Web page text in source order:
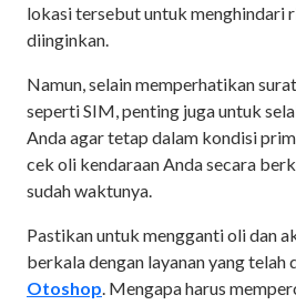
lokasi tersebut untuk menghindari
diinginkan.
Namun, selain memperhatikan
seperti SIM, penting juga untuk
Anda agar tetap dalam kondisi
cek oli kendaraan Anda secara
sudah waktunya.
Pastikan untuk mengganti oli dan
berkala dengan layanan yang telah
Otoshop. Mengapa harus